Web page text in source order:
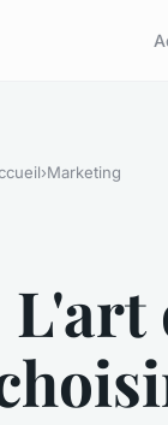
›Marketing
L'art